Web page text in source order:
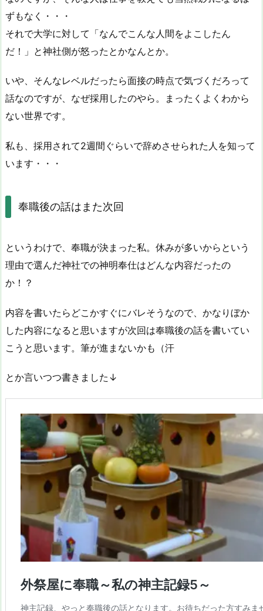
ずもなく・・・
それで大学に対して「なんでこんな人間をよこしたん
だ！」と神社側が怒ったとかなんとか。
いや、そんなレベルだったら面接の時点で気づくだろって
話なのですが、なぜ採用したのやら。まったくよくわから
ない世界です。
私も、採用されて2週間ぐらいで辞めさせられた人を知って
います・・・
奉職後の話はまた次回
というわけで、奉職が決まった私。休みが多いからという
理由で選んだ神社での神明奉仕はどんな内容だったの
か！？
内容を書いたらどこかすぐにバレそうなので、かなりぼか
した内容になると思いますが次回は奉職後の話を書いてい
こうと思います。筆が進まないかも（汗
とか言いつつ書きました↓